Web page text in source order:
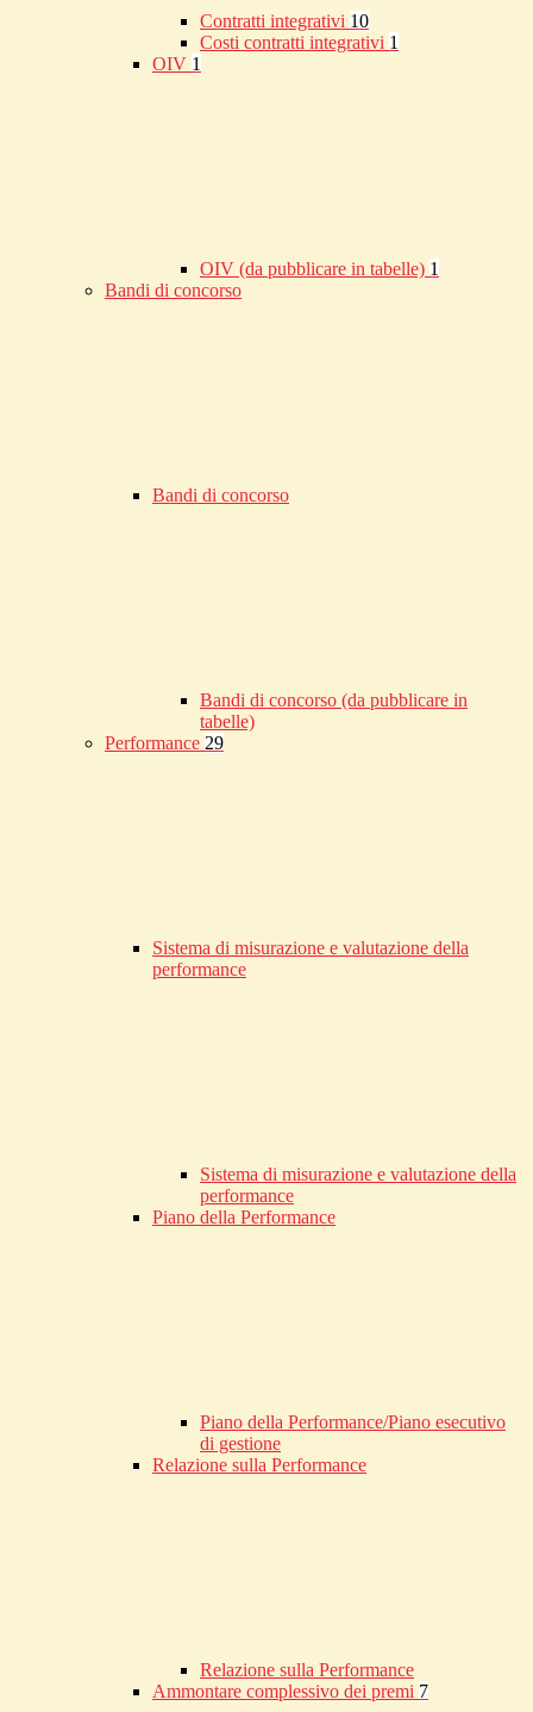
Contratti integrativi 10
Costi contratti integrativi 1
OIV 1
OIV (da pubblicare in tabelle) 1
Bandi di concorso
Bandi di concorso
Bandi di concorso (da pubblicare in
tabelle)
Performance 29
Sistema di misurazione e valutazione della
performance
Sistema di misurazione e valutazione della
performance
Piano della Performance
Piano della Performance/Piano esecutivo
di gestione
Relazione sulla Performance
Relazione sulla Performance
Ammontare complessivo dei premi 7